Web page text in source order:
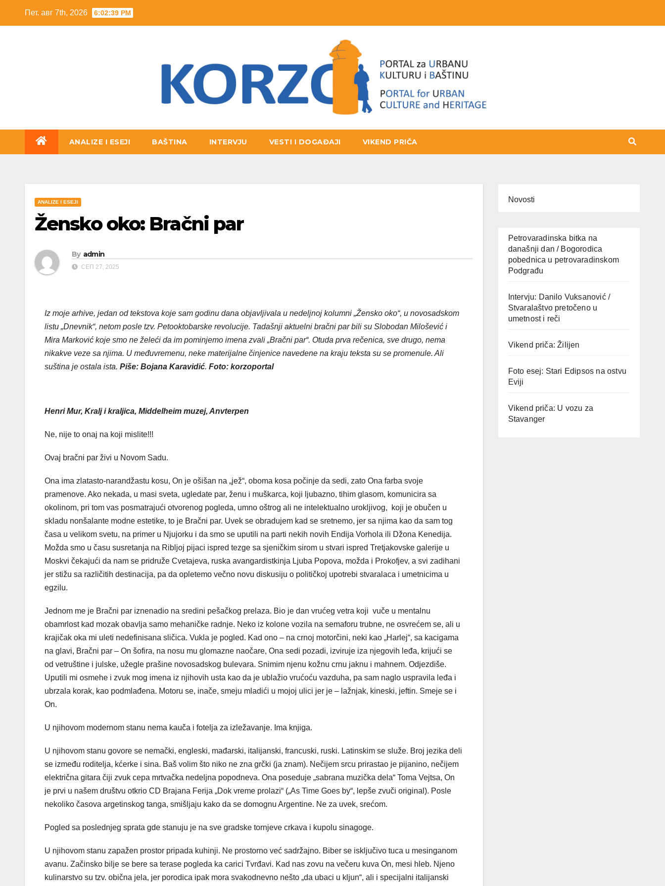
Пет. авг 7th, 2026 6:02:40 PM
ANALIZE I ESEJI BAŠTINA INTERVJU VESTI I DOGAĐAJI VIKEND PRIČA
ANALIZE I ESEJI
Žensko oko: Bračni par
By admin
СЕП 27, 2025
Iz moje arhive, jedan od tekstova koje sam godinu dana objavljivala u nedeljnoj kolumni „Žensko oko“, u novosadskom
listu „Dnevnik“, netom posle tzv. Petooktobarske revolucije. Tadašnji aktuelni bračni par bili su Slobodan Milošević i
Mira Marković koje smo ne želeći da im pominjemo imena zvali „Bračni par“. Otuda prva rečenica, sve drugo, nema
nikakve veze sa njima. U međuvremenu, neke materijalne činjenice navedene na kraju teksta su se promenule. Ali
suština je ostala ista. Piše: Bojana Karavidić. Foto: korzoportal
Henri Mur, Kralj i kraljica, Middelheim muzej, Anvterpen
Ne, nije to onaj na koji mislite!!!
Ovaj bračni par živi u Novom Sadu.
Ona ima zlatasto-narandžastu kosu, On je ošišan na „jež“, oboma kosa počinje da sedi, zato Ona farba svoje
pramenove. Ako nekada, u masi sveta, ugledate par, ženu i muškarca, koji ljubazno, tihim glasom, komunicira sa
okolinom, pri tom vas posmatrajući otvorenog pogleda, umno oštrog ali ne intelektualno urokljivog, koji je obučen u
skladu nonšalante modne estetike, to je Bračni par. Uvek se obradujem kad se sretnemo, jer sa njima kao da sam tog
časa u velikom svetu, na primer u Njujorku i da smo se uputili na parti nekih novih Endija Vorhola ili Džona Kenedija.
Možda smo u času susretanja na Ribljoj pijaci ispred tezge sa sjeničkim sirom u stvari ispred Tretjakovske galerije u
Moskvi čekajući da nam se pridruže Cvetajeva, ruska avangardistkinja Ljuba Popova, možda i Prokofjev, a svi zadihani
jer stižu sa različitih destinacija, pa da opletemo večno novu diskusiju o političkoj upotrebi stvaralaca i umetnicima u
egzilu.
Jednom me je Bračni par iznenadio na sredini pešačkog prelaza. Bio je dan vrućeg vetra koji vuče u mentalnu
obamrlost kad mozak obavlja samo mehaničke radnje. Neko iz kolone vozila na semaforu trubne, ne osvrećem se, ali u
krajičak oka mi uleti nedefinisana sličica. Vukla je pogled. Kad ono – na crnoj motorčini, neki kao „Harlej“, sa kacigama
na glavi, Bračni par – On šofira, na nosu mu glomazne naočare, Ona sedi pozadi, izviruje iza njegovih leđa, krijući se
od vetruštine i julske, užegle prašine novosadskog bulevara. Snimim njenu kožnu crnu jaknu i mahnem. Odjezdiše.
Uputili mi osmehe i zvuk mog imena iz njihovih usta kao da je ublažio vrućoću vazduha, pa sam naglo uspravila leđa i
ubrzala korak, kao podmlađena. Motoru se, inače, smeju mladići u mojoj ulici jer je – lažnjak, kineski, jeftin. Smeje se i
On.
U njihovom modernom stanu nema kauča i fotelja za izležavanje. Ima knjiga.
U njihovom stanu govore se nemački, engleski, mađarski, italijanski, francuski, ruski. Latinskim se služe. Broj jezika deli
se između roditelja, kćerke i sina. Baš volim što niko ne zna grčki (ja znam). Nečijem srcu prirastao je pijanino, nečijem
električna gitara čiji zvuk cepa mrtvačka nedeljna popodneva. Ona poseduje „sabrana muzička dela“ Toma Vejtsa, On
je prvi u našem društvu otkrio CD Brajana Ferija „Dok vreme prolazi“ („As Time Goes by“, lepše zvuči original). Posle
nekoliko časova argetinskog tanga, smišljaju kako da se domognu Argentine. Ne za uvek, srećom.
Pogled sa poslednjeg sprata gde stanuju je na sve gradske tornjeve crkava i kupolu sinagoge.
U njihovom stanu zapažen prostor pripada kuhinji. Ne prostorno već sadržajno. Biber se isključivo tuca u mesinganom
avanu. Začinsko bilje se bere sa terase pogleda ka carici Tvrđavi. Kad nas zovu na večeru kuva On, mesi hleb. Njeno
kulinarstvo su tzv. obična jela, jer porodica ipak mora svakodnevno nešto „da ubaci u kljun“, ali i specijalni italijanski
Novosti
Petrovaradinska bitka na
današnji dan / Bogorodica
pobednica u petrovaradinskom
Podgrađu
Intervju: Danilo Vuksanović /
Stvaralaštvo pretočeno u
umetnost i reči
Vikend priča: Žilijen
Foto esej: Stari Edipsos na ostvu
Eviji
Vikend priča: U vozu za
Stavanger